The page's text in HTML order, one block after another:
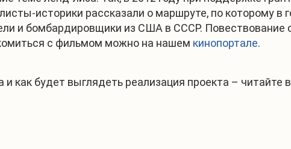
историки рассказали о маршруте, по которому в
и бомбардировщики из США в СССР. Повествование
с фильмом можно на нашем кинопортале.
как будет выглядеть реализация проекта – читайте